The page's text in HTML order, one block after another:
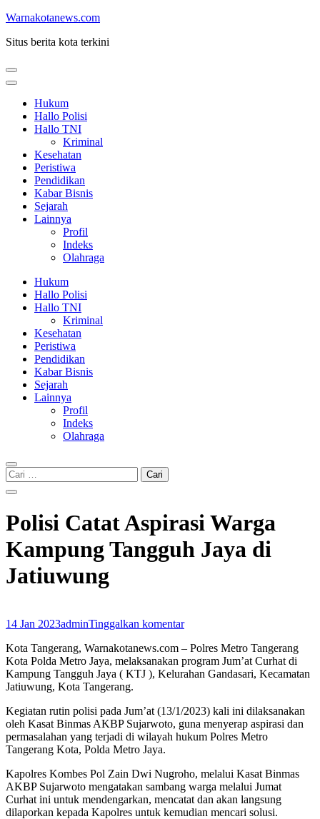
Lompat
konten
Enter)
Warnakotanews.com
Situs berita kota terkini
Hukum
Hallo Polisi
Hallo TNI
Kriminal
Kesehatan
Peristiwa
Pendidikan
Kabar Bisnis
Sejarah
Lainnya
Profil
Indeks
Olahraga
Hukum
Hallo Polisi
Hallo TNI
Kriminal
Kesehatan
Peristiwa
Pendidikan
Kabar Bisnis
Sejarah
Lainnya
Profil
Indeks
Olahraga
Cari
untuk:
Polisi Catat Aspirasi Warga
Kampung Tangguh Jaya di
Jatiuwung
14 Jan 2023adminTinggalkan komentar
Kota Tangerang, Warnakotanews.com – Polres Metro Tangerang
Kota Polda Metro Jaya, melaksanakan program Jum’at Curhat di
Kampung Tangguh Jaya ( KTJ ), Kelurahan Gandasari, Kecamatan
Jatiuwung, Kota Tangerang.
Kegiatan rutin polisi pada Jum’at (13/1/2023) kali ini dilaksanakan
oleh Kasat Binmas AKBP Sujarwoto, guna menyerap aspirasi dan
permasalahan yang terjadi di wilayah hukum Polres Metro
Tangerang Kota, Polda Metro Jaya.
Kapolres Kombes Pol Zain Dwi Nugroho, melalui Kasat Binmas
AKBP Sujarwoto mengatakan sambang warga melalui Jumat
Curhat ini untuk mendengarkan, mencatat dan akan langsung
dilaporkan kepada Kapolres untuk kemudian mencari solusi.